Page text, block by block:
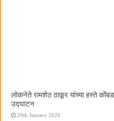
लोकनेते रामशेठ ठाकूर यांच्या हस्ते
उद्घाटन
20th January 2026